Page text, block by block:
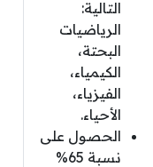
التالية:
الرياضيات
البحتة،
الكيمياء،
الفيزياء،
الأحياء.
الحصول على
نسبة 65%